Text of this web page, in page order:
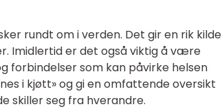
rundt om i verden. Det gir en rik kilde
Imidlertid er det også viktig å være
forbindelser som kan påvirke helsen
i kjøtt» og gi en omfattende oversikt
skiller seg fra hverandre.